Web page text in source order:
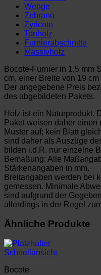
Wenge
Zebrano
Zyricote
Tonholz
Furnierabschnitte
Massivholz
Bocote-Furnier in 1,5 mm
cm, einer Breite von 19
Der angegebene Preis
des abgebildeten Pakets.
Holz ist ein Naturprodukt.
Paket weisen daher einen
Muster auf; kein Blatt
sind daher als Auszüge
bilden i.d.R. nur einzelne
Bemaßung: Alle
Stärkenangaben in mm.
Breitangaben werden bei
gemessen. Minimale
sind aufgrund der
allerdings in der Regel
Ähnliche Produkte
Schnellansicht
Bocote